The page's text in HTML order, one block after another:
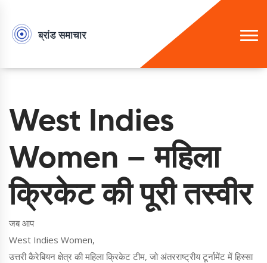
West Indies
Women – महिला
क्रिकेट की पूरी तस्वीर
जब आप
West Indies Women,
उत्तरी कैरेबियन क्षेत्र की महिला क्रिकेट टीम, जो अंतरराष्ट्रीय टूर्नामेंट में हिस्सा